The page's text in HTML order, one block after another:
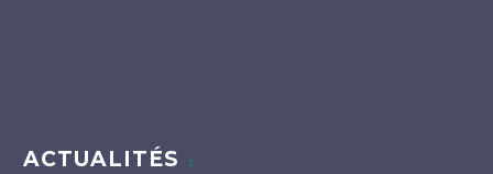
ACTUALITÉS